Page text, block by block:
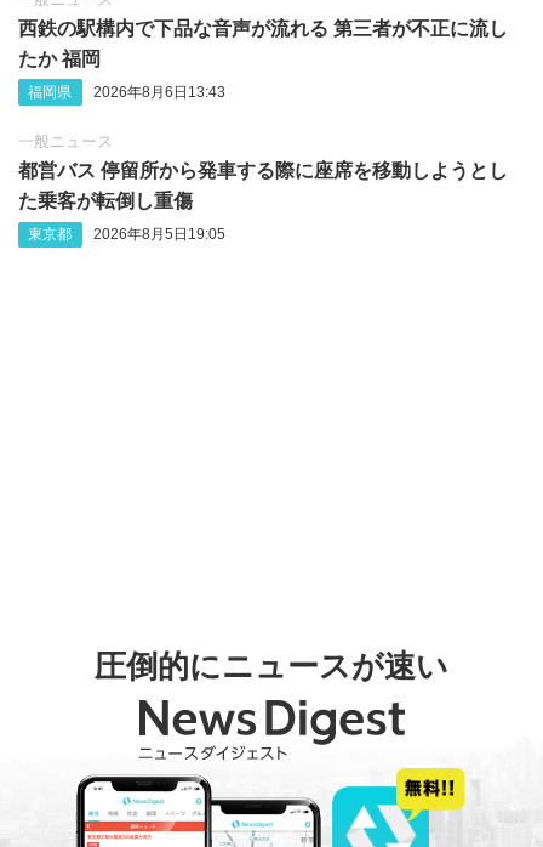
西鉄の駅構内で下品な音声が流れる 第三者が不正に流し
たか 福岡
福岡県 2026年8月6日13:43
一般ニュース
都営バス 停留所から発車する際に座席を移動しようとし
た乗客が転倒し重傷
東京都 2026年8月5日19:05
圧倒的にニュースが速い